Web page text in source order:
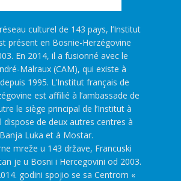
culturel de 143 pays, l’Institut
présent en Bosnie-Herzégovine
En 2014, il a fusionné avec le
Malraux (CAM), qui existe à
1995. L’Institut français de
est affilié à l’ambassade de
le siège principal de l’Institut à
dispose de deux autres centres à
Banja Luka et à Mostar.
mreže u 143 države, Francuski
je u Bosni i Hercegovini od 2003.
godini spojio se sa Centrom «